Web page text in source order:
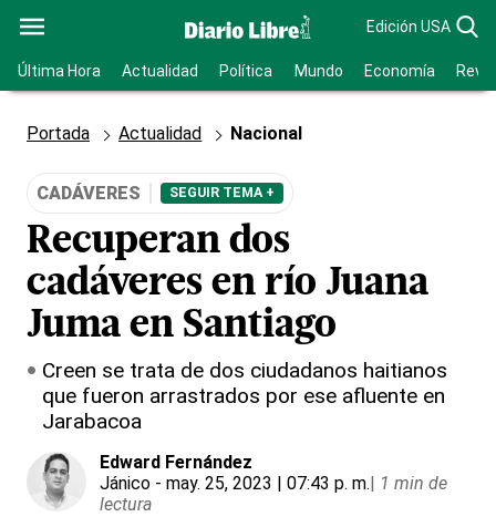
Edición USA
Última Hora Actualidad Política Mundo Economía
Portada Actualidad Nacional
CADÁVERES SEGUIR TEMA +
Recuperan dos
cadáveres en río Juana
Juma en Santiago
Creen se trata de dos ciudadanos haitianos
que fueron arrastrados por ese afluente en
Jarabacoa
Edward Fernández
Jánico - may. 25, 2023 | 07:43 p. m.| 1 min de
lectura